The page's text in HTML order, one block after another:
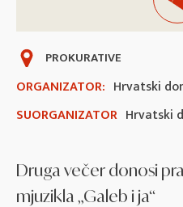
ORGANIZATOR: Hrvatski
SUORGANIZATOR Hrvatski
PROKURATIVE
Druga večer donosi
mjuzikla „Galeb i ja“